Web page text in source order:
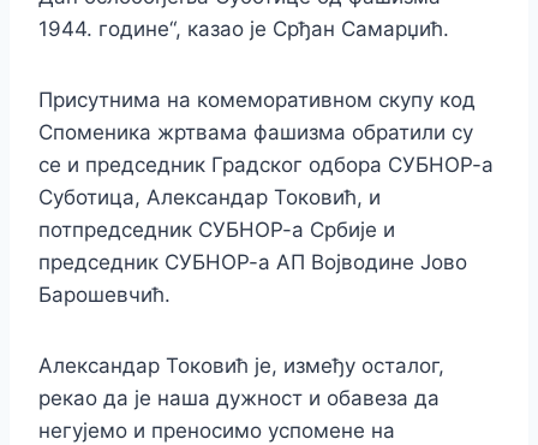
1944. године“, казао је Срђан Самарџић.
Присутнима на комеморативном скупу код
Споменика жртвама фашизма обратили су
се и председник Градског одбора СУБНОР-а
Суботица, Александар Токовић, и
потпредседник СУБНОР-а Србије и
председник СУБНОР-а АП Војводине Јово
Барошевчић.
Александар Токовић је, између осталог,
рекао да је наша дужност и обавеза да
негујемо и преносимо успомене на